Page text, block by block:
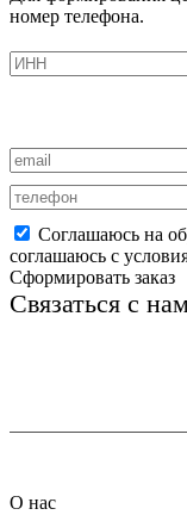
номер телефона.
Соглашаюсь на
соглашаюсь с
Сформировать заказ
Связаться с
О нас